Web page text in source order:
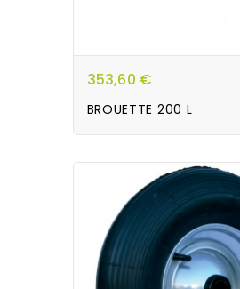
353,60 €
BROUETTE 200 L